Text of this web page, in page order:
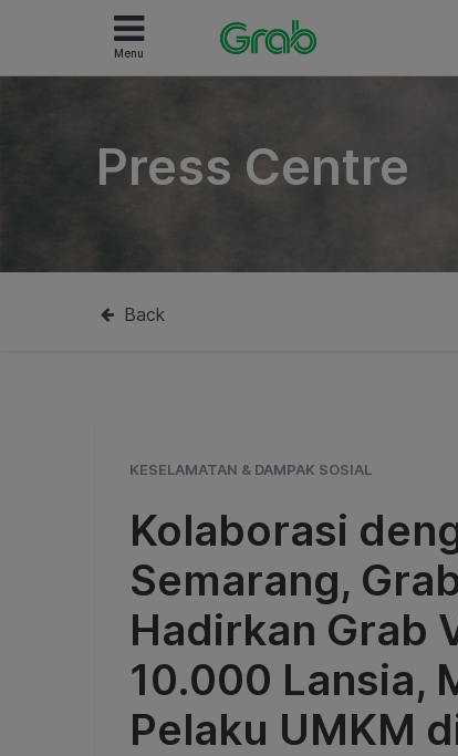
Menu
Press Centre
Back
KESELAMATAN & DAMPAK SOSIAL
Kolaborasi
Semarang,
Hadirkan Grab
10.000 Lansia,
Pelaku UMKM